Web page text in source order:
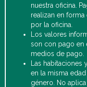
nuestra oficina.
realizan en
por la oficina.
Los valores
son con pago en
medios de pago.
Las habitaciones
en la misma
género. No